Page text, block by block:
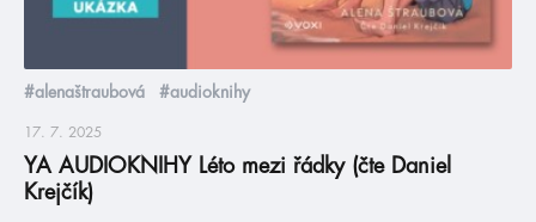
#alenaštraubová #audioknihy
17. 7. 2025
YA AUDIOKNIHY Léto mezi řádky (čte Daniel
Krejčík)